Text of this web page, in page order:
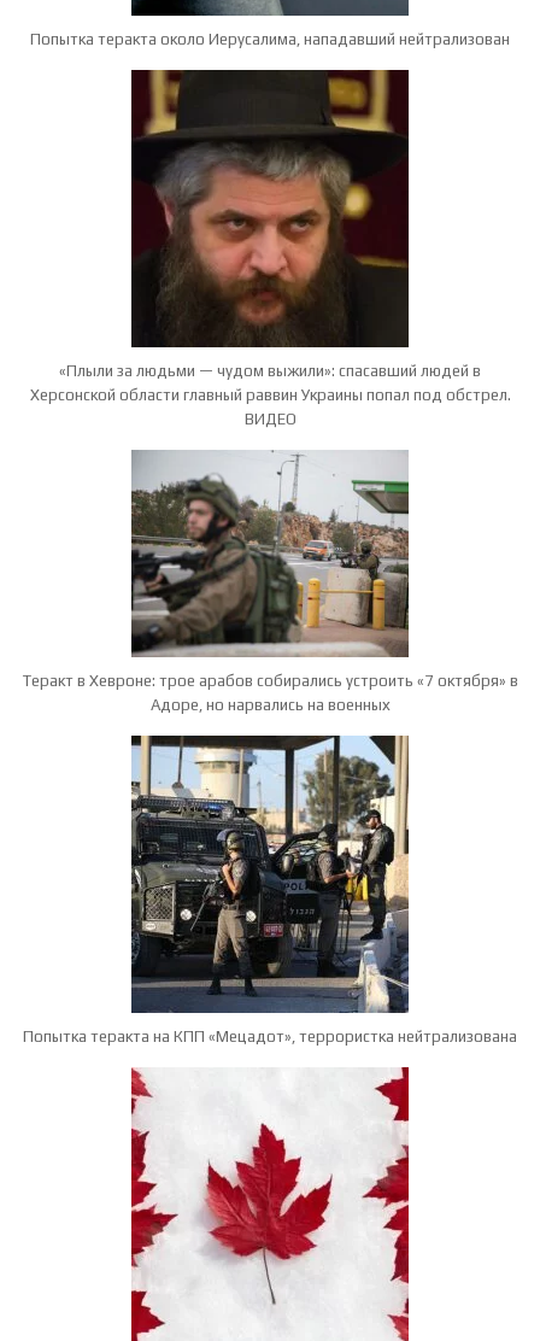
Попытка теракта около Иерусалима, нападавший нейтрализован
«Плыли за людьми — чудом выжили»: спасавший людей в
Херсонской области главный раввин Украины попал под обстрел.
ВИДЕО
Теракт в Хевроне: трое арабов собирались устроить «7 октября» в
Адоре, но нарвались на военных
Попытка теракта на КПП «Мецадот», террористка нейтрализована